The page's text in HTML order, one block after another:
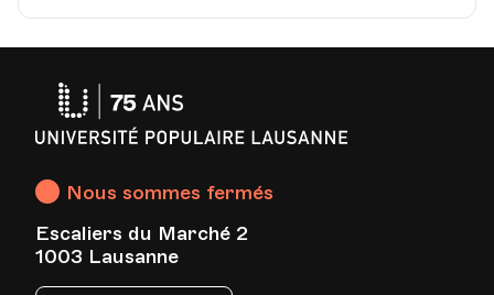
Nous sommes fermés
Escaliers du Marché 2
1003 Lausanne